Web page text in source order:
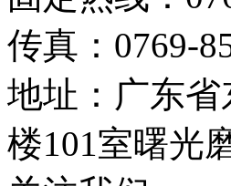
传真：0769-
地址：广东
楼101室曙光